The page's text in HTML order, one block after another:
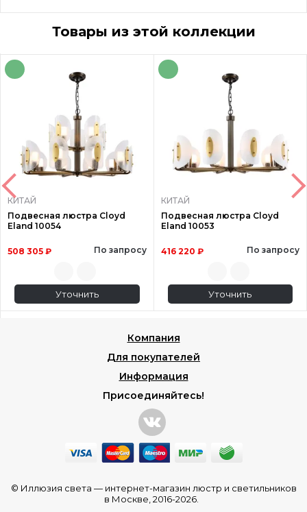
Товары из этой коллекции
КИТАЙ
Подвесная люстра Cloyd
Eland 10054
508 305 ₽ По запросу
Уточнить
КИТАЙ
Подвесная люстра Cloyd
Eland 10053
416 220 ₽ По запросу
Уточнить
Компания
Для покупателей
Информация
Присоединяйтесь!
© Иллюзия света — интернет-магазин люстр и светильников
в Москве , 2016-2026.